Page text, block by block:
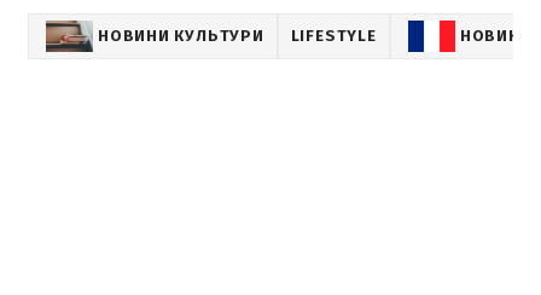
НОВИНИ КУЛЬТУРИ LIFESTYLE НОВИНИ